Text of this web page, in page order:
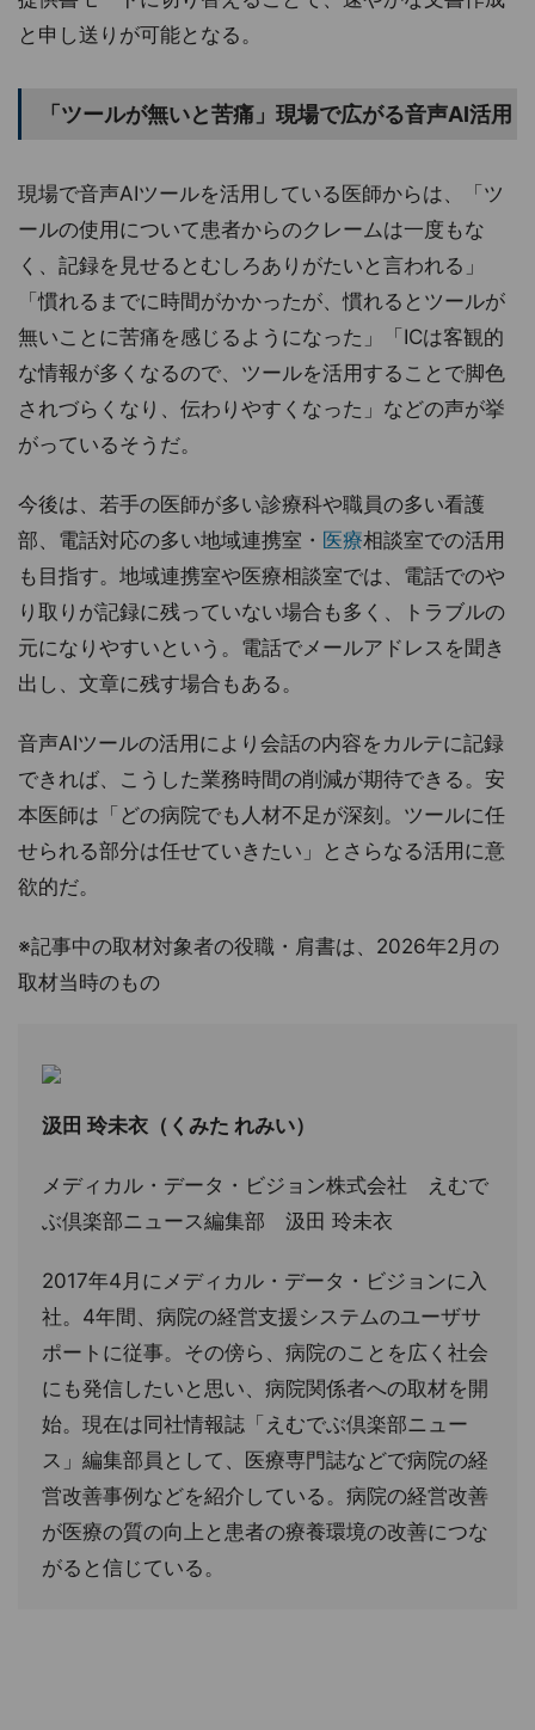
と申し送りが可能となる。
「ツールが無いと苦痛」現場で広がる音声AI活用
現場で音声AIツールを活用している医師からは、「ツ
ールの使用について患者からのクレームは一度もな
く、記録を見せるとむしろありがたいと言われる」
「慣れるまでに時間がかかったが、慣れるとツールが
無いことに苦痛を感じるようになった」「ICは客観的
な情報が多くなるので、ツールを活用することで脚色
されづらくなり、伝わりやすくなった」などの声が挙
がっているそうだ。
今後は、若手の医師が多い診療科や職員の多い看護
部、電話対応の多い地域連携室・ 医療相談室での活用
も目指す。地域連携室や医療相談室では、電話でのや
り取りが記録に残っていない場合も多く、トラブルの
元になりやすいという。電話でメールアドレスを聞き
出し、文章に残す場合もある。
音声AIツールの活用により会話の内容をカルテに記録
できれば、こうした業務時間の削減が期待できる。安
本医師は「どの病院でも人材不足が深刻。ツールに任
せられる部分は任せていきたい」とさらなる活用に意
欲的だ。
※記事中の取材対象者の役職・肩書は、2026年2月の
取材当時のもの
汲田 玲未衣（くみた れみい）
メディカル・データ・ビジョン株式会社 えむで
ぶ倶楽部ニュース編集部 汲田 玲未衣
2017年4月にメディカル・データ・ビジョンに入
社。4年間、病院の経営支援システムのユーザサ
ポートに従事。その傍ら、病院のことを広く社会
にも発信したいと思い、病院関係者への取材を開
始。現在は同社情報誌「えむでぶ倶楽部ニュー
ス」編集部員として、医療専門誌などで病院の経
営改善事例などを紹介している。病院の経営改善
が医療の質の向上と患者の療養環境の改善につな
がると信じている。